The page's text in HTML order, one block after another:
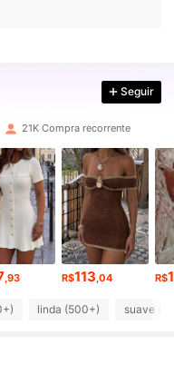
Seguir
21K Compra recorrente
,93 R$113 ,04 R$
linda (500+) suave